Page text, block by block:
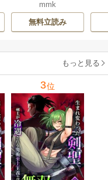
がそういう目で見
てくる
mmk
無料立読み
もっと見る
3位